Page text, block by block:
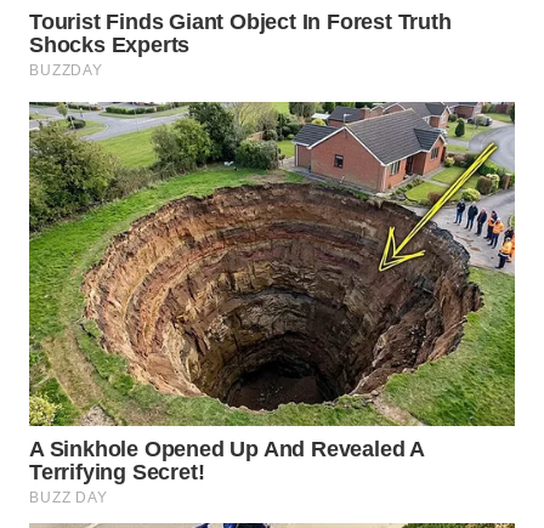
WN
PRIANGAN
TIMUR
WN
SEMARANG
WN
SOLO
WN
BOROBUDUR
WN
MADURA
WN